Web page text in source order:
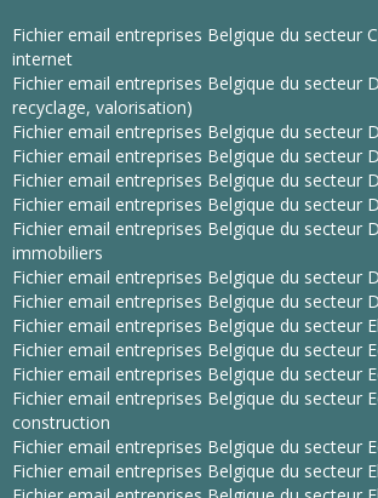
Fichier email entreprises Belgique du secteur
internet
Fichier email entreprises Belgique du secteur
recyclage, valorisation)
Fichier email entreprises Belgique du secteur
Fichier email entreprises Belgique du secteur
Fichier email entreprises Belgique du secteur
Fichier email entreprises Belgique du secteur
Fichier email entreprises Belgique du secteur
immobiliers
Fichier email entreprises Belgique du secteur
Fichier email entreprises Belgique du secteur
Fichier email entreprises Belgique du secteur
Fichier email entreprises Belgique du secteur
Fichier email entreprises Belgique du secteur
Fichier email entreprises Belgique du secteur
construction
Fichier email entreprises Belgique du secteur
Fichier email entreprises Belgique du secteur